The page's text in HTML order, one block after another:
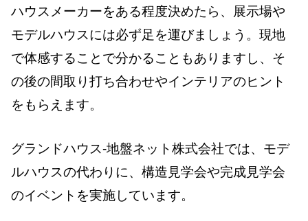
ハウスメーカーをある程度決めたら、展示場や
モデルハウスには必ず足を運びましょう。現地
で体感することで分かることもありますし、そ
の後の間取り打ち合わせやインテリアのヒント
をもらえます。
グランドハウス-地盤ネット株式会社では、モデ
ルハウスの代わりに、構造見学会や完成見学会
のイベントを実施しています。